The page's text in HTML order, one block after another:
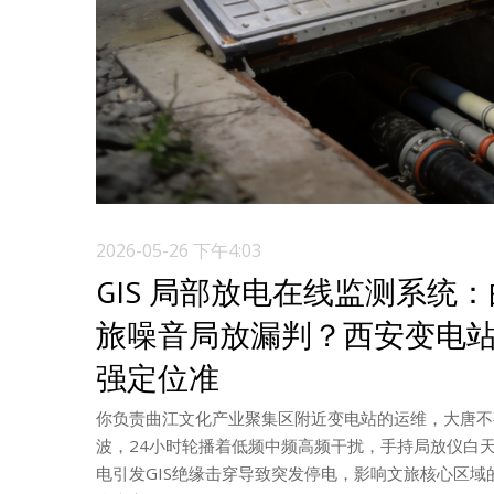
2026-05-26 下午4:03
GIS 局部放电在线监测系统
旅噪音局放漏判？西安变电
强定位准
你负责曲江文化产业聚集区附近变电站的运维，大唐
波，24小时轮播着低频中频高频干扰，手持局放仪白
电引发GIS绝缘击穿导致突发停电，影响文旅核心区